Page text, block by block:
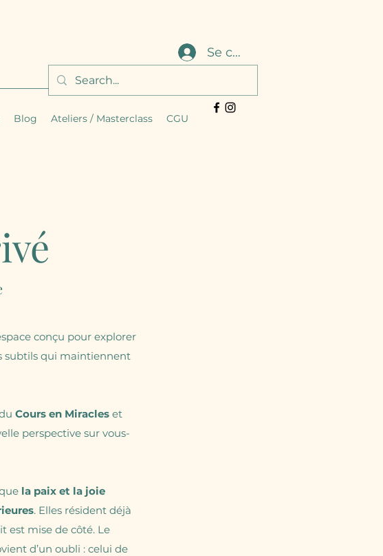
Se connecter
Blog Ateliers / Masterclass CGU
conçu pour explorer
subtils qui maintiennent
Cours en Miracles et
perspective sur vous-
la paix et la joie
. Elles résident déjà
est mise de côté. Le
d’un oubli : celui de